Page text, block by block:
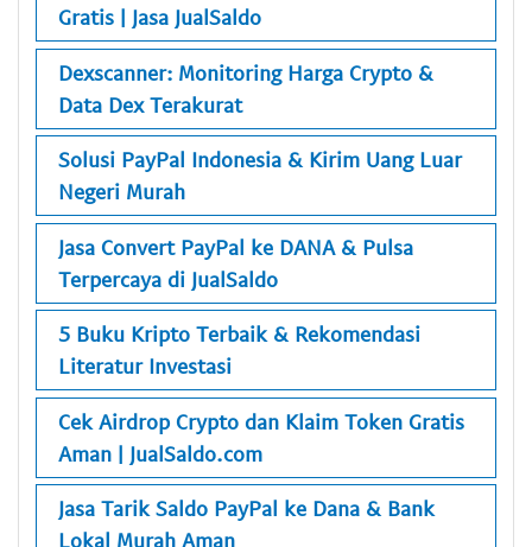
Gratis | Jasa JualSaldo
Dexscanner: Monitoring Harga Crypto &
Data Dex Terakurat
Solusi PayPal Indonesia & Kirim Uang Luar
Negeri Murah
Jasa Convert PayPal ke DANA & Pulsa
Terpercaya di JualSaldo
5 Buku Kripto Terbaik & Rekomendasi
Literatur Investasi
Cek Airdrop Crypto dan Klaim Token Gratis
Aman | JualSaldo.com
Jasa Tarik Saldo PayPal ke Dana & Bank
Lokal Murah Aman